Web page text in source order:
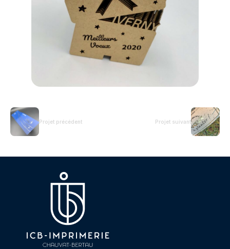
Projet précédent Projet suivant